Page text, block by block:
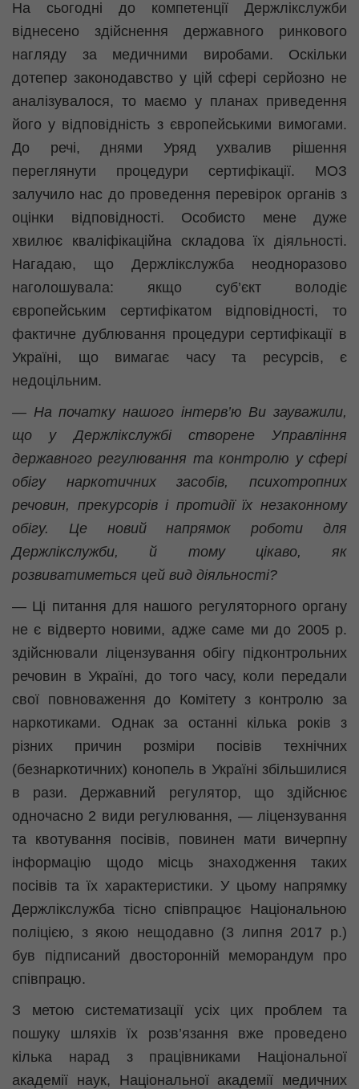
На сьогодні до компетенції Держлікслужби
віднесено здійснення державного ринкового
нагляду за медичними виробами. Оскільки
дотепер законодавство у цій сфері серйозно не
аналізувалося, то маємо у планах приведення
його у відповідність з європейськими вимогами.
До речі, днями Уряд ухвалив рішення
переглянути процедури сертифікації. МОЗ
залучило нас до проведення перевірок органів з
оцінки відповідності. Особисто мене дуже
хвилює кваліфікаційна складова їх діяльності.
Нагадаю, що Держлікслужба неодноразово
наголошувала: якщо суб’єкт володіє
європейським сертифікатом відповідності, то
фактичне дублювання процедури сертифікації в
Україні, що вимагає часу та ресурсів, є
недоцільним.
— На початку нашого інтерв’ю Ви зауважили,
що уДержлікслужбістворене Управління
державного регулювання та контролю у сфері
обігу наркотичних засобів, психотропних
речовин, прекурсорів і протидії їх незаконному
обігу. Це новий напрямок роботи для
Держлікслужби, й тому цікаво, як
розвиватиметься цей вид діяльності?
— Ці питання для нашого регуляторного органу
не є відверто новими, адже саме ми до 2005 р.
здійснювали ліцензування обігу підконтрольних
речовин в Україні, до того часу, коли передали
свої повноваження до Комітету з контролю за
наркотиками. Однак за останні кілька років з
різних причин розміри посівів технічних
(безнаркотичних) конопель в Україні збільшилися
в рази. Державний регулятор, що здійснює
одночасно 2 види регулювання, — ліцензування
та квотування посівів, повинен мати вичерпну
інформацію щодо місць знаходження таких
посівів та їх характеристики. У цьому напрямку
Держлікслужба тісно співпрацює Національною
поліцією, з якою нещодавно (3 липня 2017 р.)
був підписаний двосторонній меморандум про
співпрацю.
З метою систематизації усіх цих проблем та
пошуку шляхів їх розв’язання вже проведено
кілька нарад з працівниками Національної
академії наук, Національної академії медичних